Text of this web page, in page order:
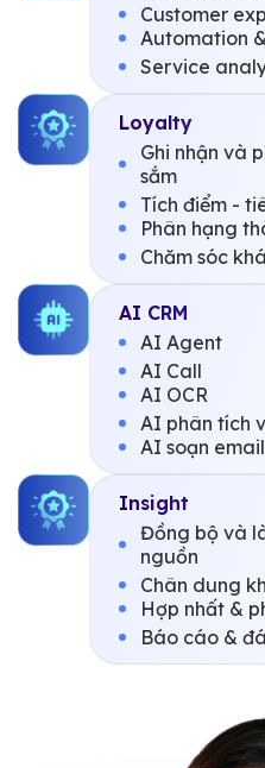
Customer
Automation
Service
Loyalty
Ghi nhận và
sắm
Tích điểm -
Phân hạng
Chăm sóc
AI CRM
AI Agent
AI Call
AI OCR
AI phân tích
AI soạn email
Insight
Đồng bộ và
nguồn
Chân dung
Hợp nhất &
Báo cáo &